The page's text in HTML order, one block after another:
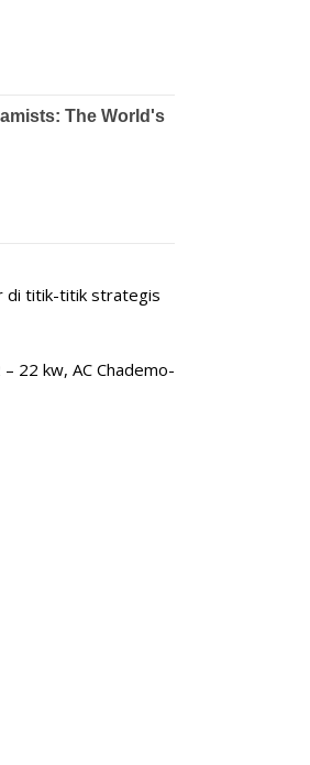
di titik-titik strategis
22 kw, AC Chademo-